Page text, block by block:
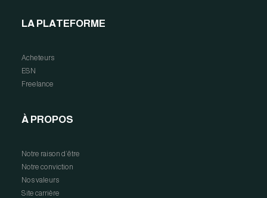
LA PLATEFORME
Acheteurs
ESN
Freelance
À PROPOS
Notre raison d’être
Notre conviction
Nos valeurs
Site carrière